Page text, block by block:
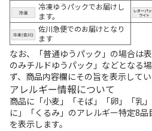
冷凍ゆうパックでお届けし
ます。
佐川急便でのお届けとなり
ます
なお、「普通ゆうパック」の場合は
のみチルドゆうパック」などとなる
ず、商品内容欄にその旨を表示してい
アレルギー情報について
商品に「小麦」「そば」「卵」「乳
に」「くるみ」のアレルギー特定8
を表示します。